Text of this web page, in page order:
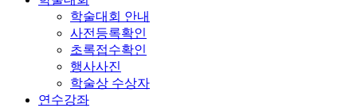
학술대회 안내
사전등록확인
초록접수확인
행사사진
학술상 수상자
연수강좌